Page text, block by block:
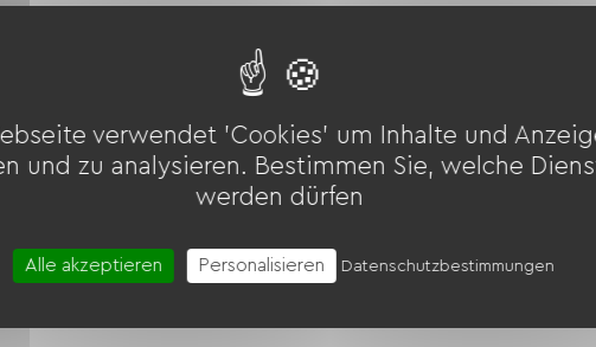
verwendet 'Cookies' um Inhalte und
und zu analysieren. Bestimmen Sie, welche
werden dürfen
Alle akzeptieren Personalisieren Datenschutzbestimmungen